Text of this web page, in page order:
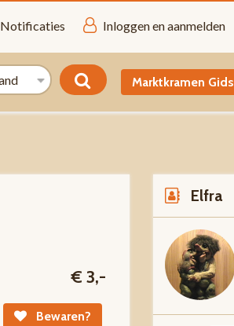
Notificaties Inloggen en aanmelden
Marktkramen Gids
€ 3,-
Bewaren?
Elfra